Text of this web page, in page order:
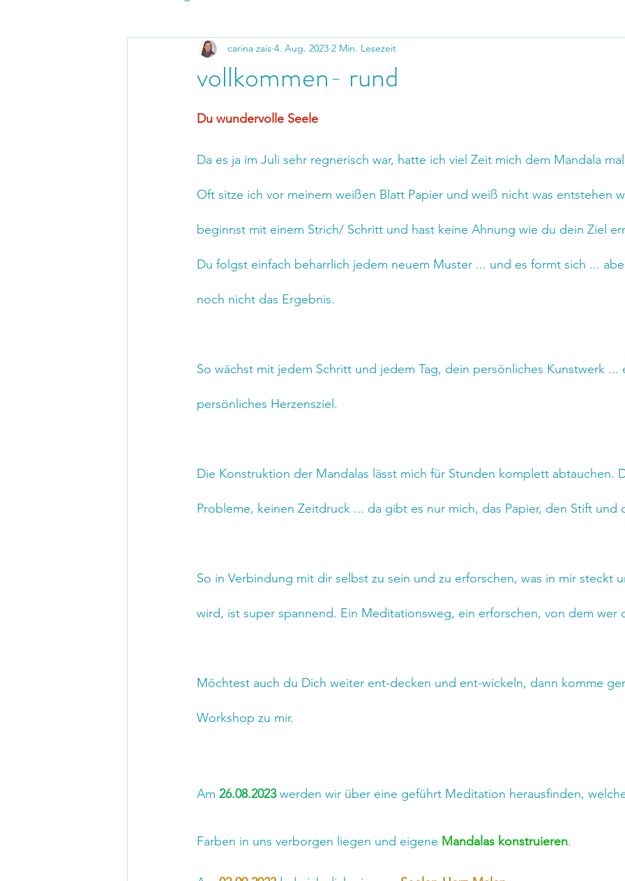
vollkommen- rund
carina zais 4. Aug. 2023 2 Min. Lesezeit
Du wundervolle Seele
Da es ja im Juli sehr regnerisch war, hatte ich viel Zeit mich dem Mandala
Oft sitze ich vor meinem weißen Blatt Papier und weiß nicht was entstehen
beginnst mit einem Strich/ Schritt und hast keine Ahnung wie du dein Ziel
Du folgst einfach beharrlich jedem neuem Muster ... und es formt sich ...
noch nicht das Ergebnis.
So wächst mit jedem Schritt und jedem Tag, dein persönliches Kunstwerk
persönliches Herzensziel.
Die Konstruktion der Mandalas lässt mich für Stunden komplett abtauchen.
Probleme, keinen Zeitdruck ... da gibt es nur mich, das Papier, den Stift und
So in Verbindung mit dir selbst zu sein und zu erforschen, was in mir steckt
wird, ist super spannend. Ein Meditationsweg, ein erforschen, von dem wer
Möchtest auch du Dich weiter ent-decken und ent-wickeln, dann komme
Workshop zu mir.
Am 26.08.2023 werden wir über eine geführt Meditation herausfinden,
Farben in uns verborgen liegen und eigene Mandalas konstruieren.